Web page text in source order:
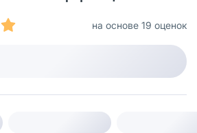
на основе 19 оценок